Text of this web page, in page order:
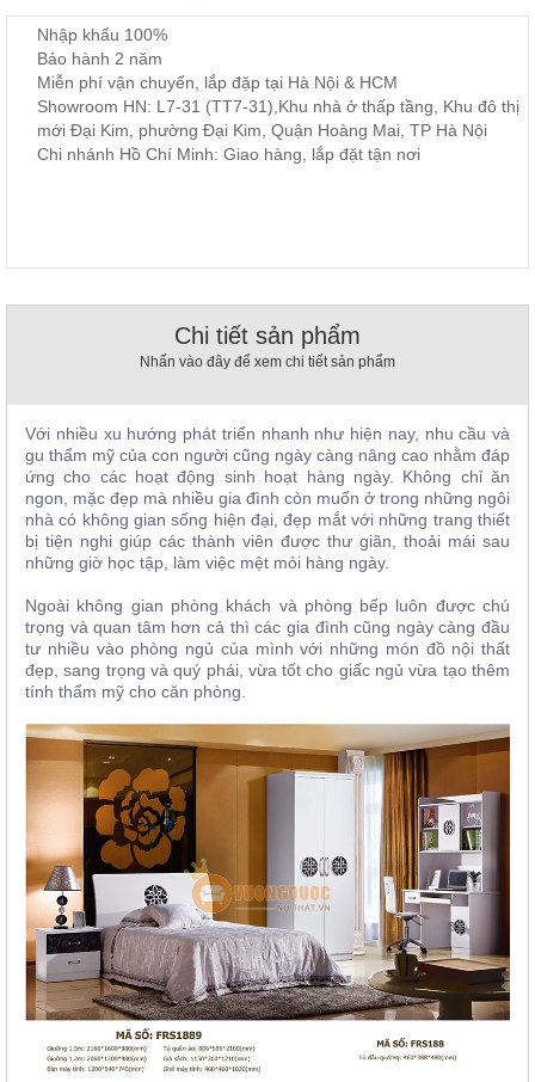
Phụ
Kiện
Trang
Nội
Nội
Thất
Hàng
Nhập khẩu 100%
Bảo hành 2 năm
Miễn phí vận chuyển, lắp đặp tại Hà Nội & HCM
Showroom HN: L7-31 (TT7-31),Khu nhà ở thấp tầng, Khu đô thị
mới Đại Kim, phường Đại Kim, Quận Hoàng Mai, TP Hà Nội
Chi nhánh Hồ Chí Minh: Giao hàng, lắp đặt tận nơi
Chi tiết sản phẩm
Nhấn vào đây để xem chi tiết sản phẩm
Với nhiều xu hướng phát triển nhanh như hiện nay, nhu cầu và
gu thẩm mỹ của con người cũng ngày càng nâng cao nhằm đáp
ứng cho các hoạt động sinh hoạt hàng ngày. Không chỉ ăn
ngon, mặc đẹp mà nhiều gia đình còn muốn ở trong những ngôi
nhà có không gian sống hiện đại, đẹp mắt với những trang thiết
bị tiện nghi giúp các thành viên được thư giãn, thoải mái sau
những giờ học tập, làm việc mệt mỏi hàng ngày.
Ngoài không gian phòng khách và phòng bếp luôn được chú
trọng và quan tâm hơn cả thì các gia đình cũng ngày càng đầu
tư nhiều vào phòng ngủ của mình với những món đồ nội thất
đẹp, sang trọng và quý phái, vừa tốt cho giấc ngủ vừa tạo thêm
tính thẩm mỹ cho căn phòng.